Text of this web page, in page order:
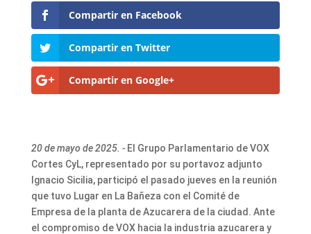
Compartir en Facebook
Compartir en Twitter
Compartir en Google+
20 de mayo de 2025. -El Grupo Parlamentario de VOX
Cortes CyL, representado por su portavoz adjunto
Ignacio Sicilia, participó el pasado jueves en la reunión
que tuvo Lugar en La Bañeza con el Comité de
Empresa de la planta de Azucarera de la ciudad. Ante
el compromiso de VOX hacia la industria azucarera y